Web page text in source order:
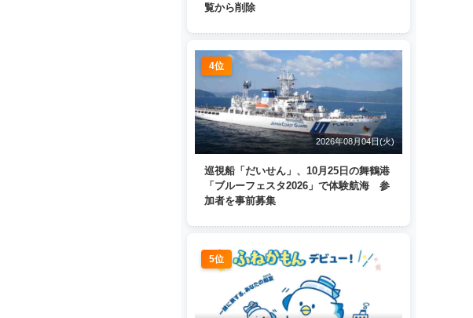
覧から削除
4位
2026年08月04日(火)
巡視船「だいせん」、10月25日の舞鶴港
「ブルーフェスタ2026」で体験航海 参
加者を事前募集
5位